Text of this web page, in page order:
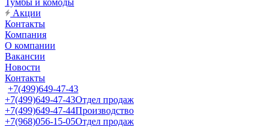
Тумбы и комоды
Акции
Контакты
Компания
О компании
Вакансии
Новости
Контакты
+7(499)649-47-43
+7(499)649-47-43Отдел продаж
+7(499)649-47-44Производство
+7(968)056-15-05Отдел продаж